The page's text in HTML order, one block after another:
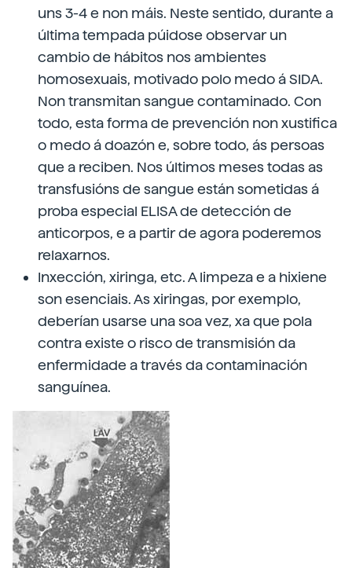
uns 3-4 e non máis. Neste sentido, durante a
última tempada púidose observar un
cambio de hábitos nos ambientes
homosexuais, motivado polo medo á SIDA.
Non transmitan sangue contaminado. Con
todo, esta forma de prevención non xustifica
o medo á doazón e, sobre todo, ás persoas
que a reciben. Nos últimos meses todas as
transfusións de sangue están sometidas á
proba especial ELISA de detección de
anticorpos, e a partir de agora poderemos
relaxarnos.
Inxección, xiringa, etc. A limpeza e a hixiene
son esenciais. As xiringas, por exemplo,
deberían usarse una soa vez, xa que pola
contra existe o risco de transmisión da
enfermidade a través da contaminación
sanguínea.